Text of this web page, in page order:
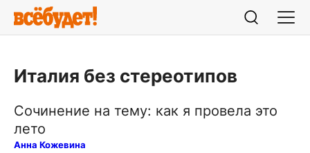
Италия без стереотипов
Сочинение на тему: как я провела это
лето
Анна Кожевина